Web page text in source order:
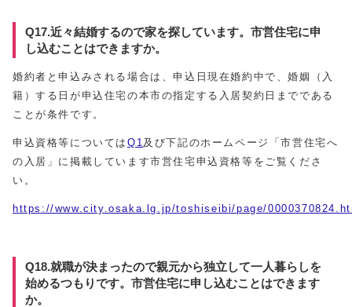
Q17.近々結婚するので家を探しています。市営住宅に申
し込むことはできますか。
婚約者と申込みされる場合は、申込日現在婚約中で、婚姻（入
籍）する日が申込住宅の本市の指定する入居契約日までである
ことが条件です。
申込資格等については Q1及び下記のホームページ「市営住宅へ
の入居」に掲載しています市営住宅申込資格等をご覧くださ
い。
https://www.city.osaka.lg.jp/toshiseibi/page/
Q18.就職が決まったので親元から独立して一人暮らしを
始めるつもりです。市営住宅に申し込むことはできます
か。